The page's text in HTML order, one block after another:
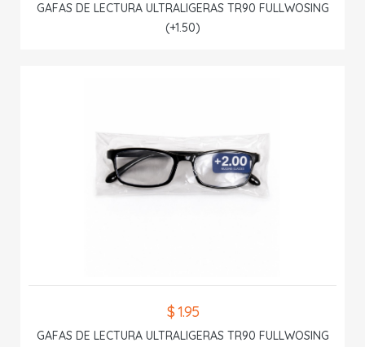
GAFAS DE LECTURA ULTRALIGERAS TR90 FULLWOSING
(+1.50)
$ 1.95
GAFAS DE LECTURA ULTRALIGERAS TR90 FULLWOSING